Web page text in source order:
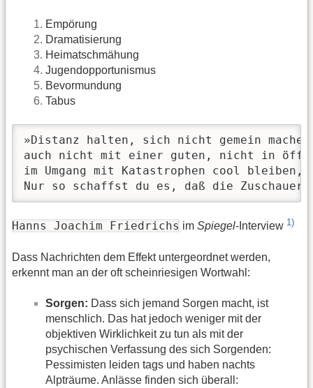
Empörung
Dramatisierung
Heimatschmähung
Jugendopportunismus
Bevormundung
Tabus
»Distanz halten, sich nicht gemein
auch nicht mit einer guten, nicht in
im Umgang mit Katastrophen cool
Nur so schaffst du es, daß die
Hanns Joachim Friedrichs im Spiegel-Interview 1)
Dass Nachrichten dem Effekt untergeordnet werden,
erkennt man an der oft scheinriesigen Wortwahl:
Sorgen: Dass sich jemand Sorgen macht, ist
menschlich. Das hat jedoch weniger mit der
objektiven Wirklichkeit zu tun als mit der
psychischen Verfassung des sich Sorgenden:
Pessimisten leiden tags und haben nachts
Alpträume. Anlässe finden sich überall: